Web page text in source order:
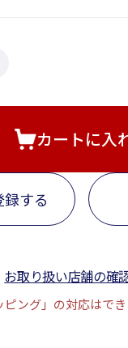
カートに入
する
お取り扱い店舗の確
ピング」の対応はで